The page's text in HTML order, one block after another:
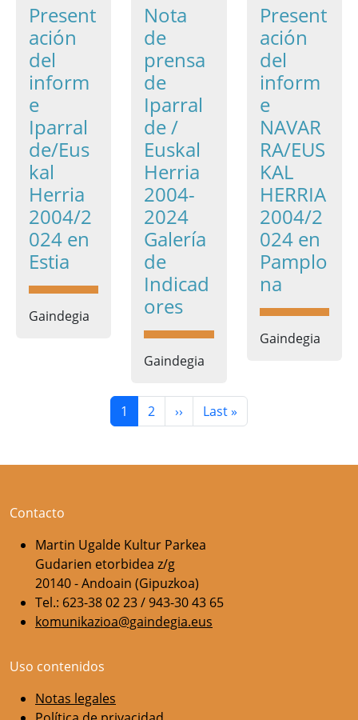
Present
ación
del
inform
e
Iparral
de/Eus
kal
Herria
2004/2
024 en
Estia
Gaindegia
Nota
de
prensa
de
Iparral
de /
Euskal
Herria
2004-
2024
Galería
de
Indicad
ores
Gaindegia
Present
ación
del
inform
e
NAVAR
RA/EUS
KAL
HERRIA
2004/2
024 en
Pamplo
na
Gaindegia
Página actual
1 Página
2 Siguiente página
›› Última página
Last »
Contacto
Martin Ugalde Kultur Parkea
Gudarien etorbidea z/g
20140 - Andoain (Gipuzkoa)
Tel.: 623-38 02 23 / 943-30 43 65
komunikazioa@gaindegia.eus
Uso contenidos
Notas legales